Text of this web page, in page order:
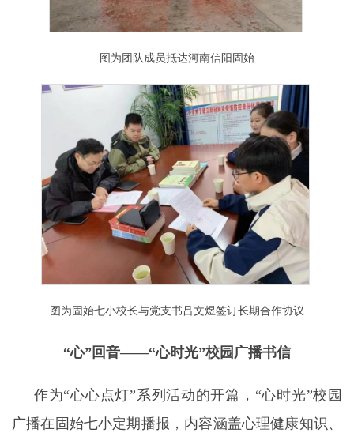
图为团队成员抵达河南信阳固始
图为固始七小校长与党支书吕文煜签订长期合作协议
“心”回音——“心时光”校园广播书信
作为“心心点灯”系列活动的开篇，“心时光”校园
广播在固始七小定期播报，内容涵盖心理健康知识、